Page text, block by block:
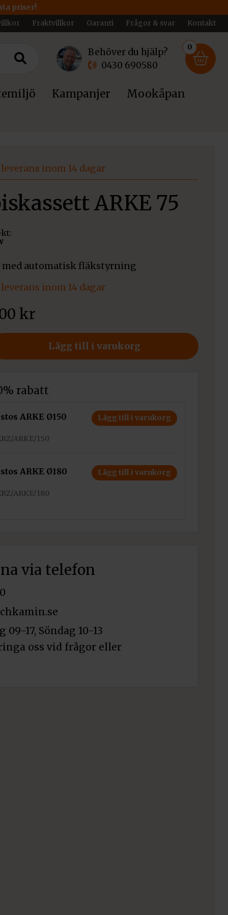
priser!
Fraktvillkor Garanti Frågor & svar Kontakt
Behöver du hjälp?
0430 690580
0
Kampanjer Mookåpan
inom 14 dagar
ARKE 75
med automatisk fläkstyrning
inom 14 dagar
kr
Lägg till i varukorg
rabatt
ARKE Ø150
ARKE/150
Lägg till i varukorg
ARKE Ø180
ARKE/180
Lägg till i varukorg
via telefon
17, Söndag 10-13
oss vid frågor eller